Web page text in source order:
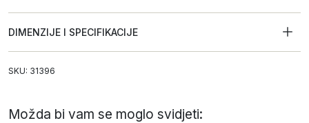
DIMENZIJE I SPECIFIKACIJE
SKU: 31396
Možda bi vam se moglo svidjeti: